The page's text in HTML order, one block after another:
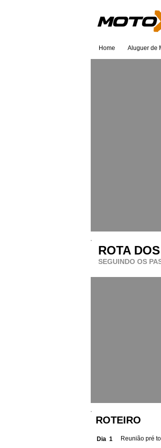
Home Aluguer de
ROTA
SEGUINDO OS
ROTEIRO
Dia 1
Reunião pré